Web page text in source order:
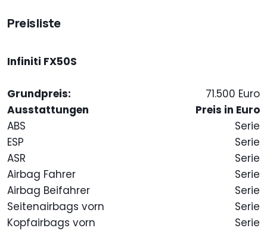
Preisliste
Infiniti FX50S
Grundpreis:
71.500 Euro
Ausstattungen
Preis in Euro
ABS
Serie
ESP
Serie
ASR
Serie
Airbag Fahrer
Serie
Airbag Beifahrer
Serie
Seitenairbags vorn
Serie
Kopfairbags vorn
Serie